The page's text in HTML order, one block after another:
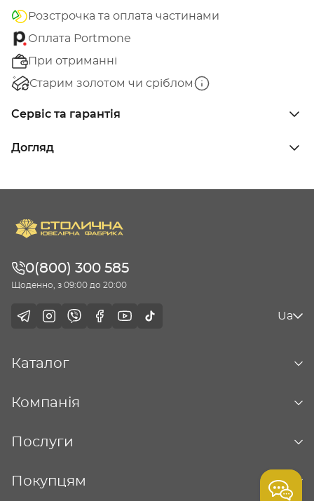
Розстрочка та оплата частинами
Оплата Portmone
При отриманні
Старим золотом чи сріблом
Сервіс та гарантія
Догляд
0(800) 300 585
Щоденно, з 09:00 до 20:00
Ua
Каталог
Компанія
Послуги
Покупцям